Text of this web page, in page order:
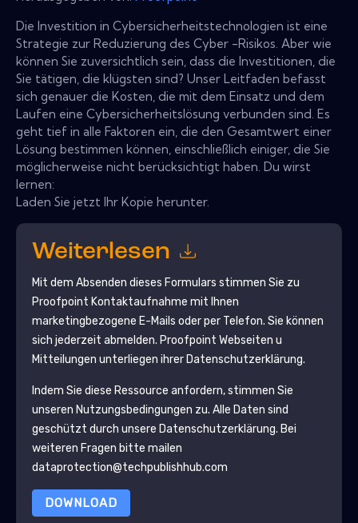
Die Investition in Cybersicherheitstechnologien ist eine
Strategie zur Reduzierung des Cyber ​​-Risikos. Aber wie
können Sie zuversichtlich sein, dass die Investitionen, die
Sie tätigen, die klügsten sind? Unser Leitfaden befasst
sich genauer die Kosten, die mit dem Einsatz und dem
Laufen eine Cybersicherheitslösung verbunden sind. Es
geht tief in alle Faktoren ein, die den Gesamtwert einer
Lösung bestimmen können, einschließlich einiger, die Sie
möglicherweise nicht berücksichtigt haben. Du wirst
lernen:
Laden Sie jetzt Ihr Kopie herunter.
Weiterlesen
Mit dem Absenden dieses Formulars stimmen Sie zu
Proofpoint Kontaktaufnahme mit Ihnen
marketingbezogene E-Mails oder per Telefon. Sie können
sich jederzeit abmelden. Proofpoint Webseiten u
Mitteilungen unterliegen ihrer Datenschutzerklärung.
Indem Sie diese Ressource anfordern, stimmen Sie
unseren Nutzungsbedingungen zu. Alle Daten sind
geschützt durch unsere Datenschutzerklärung. Bei
weiteren Fragen bitte mailen
dataprotection@techpublishhub.com
DOWNLOAD